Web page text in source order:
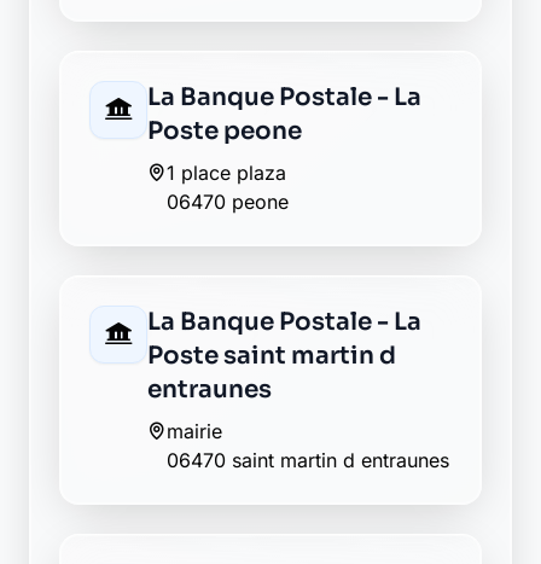
La Banque Postale - La
Poste peone
1 place plaza
06470 peone
La Banque Postale - La
Poste saint martin d
entraunes
mairie
06470 saint martin d entraunes